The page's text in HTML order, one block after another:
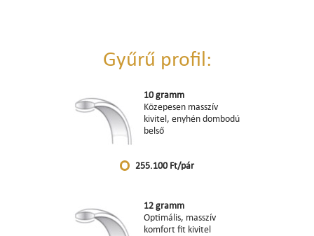
Gyűrű profil:
10 gramm
Közepesen masszív
kivitel, enyhén dombodú
belső
255.100 Ft/pár
12 gramm
Optimális, masszív
komfort fit kivitel